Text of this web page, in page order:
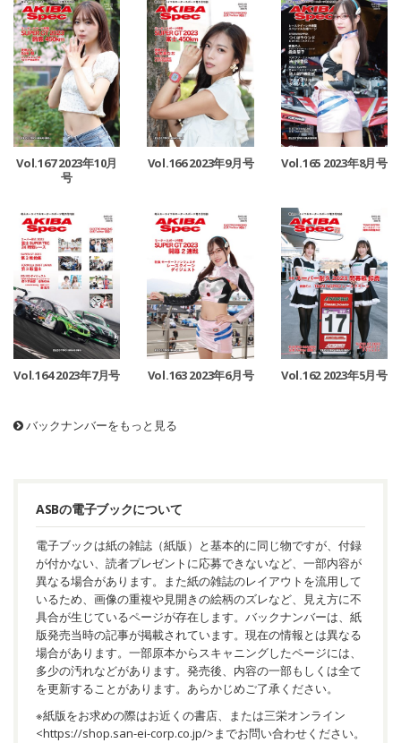
Vol.167 2023年10月
号
Vol.166 2023年9月号 Vol.165 2023年8月号
Vol.164 2023年7月号 Vol.163 2023年6月号 Vol.162 2023年5月号
バックナンバーをもっと見る
ASBの電子ブックについて
電子ブックは紙の雑誌（紙版）と基本的に同じ物ですが、付録
が付かない、読者プレゼントに応募できないなど、一部内容が
異なる場合があります。また紙の雑誌のレイアウトを流用して
いるため、画像の重複や見開きの絵柄のズレなど、見え方に不
具合が生じているページが存在します。バックナンバーは、紙
版発売当時の記事が掲載されています。現在の情報とは異なる
場合があります。一部原本からスキャニングしたページには、
多少の汚れなどがあります。発売後、内容の一部もしくは全て
を更新することがあります。あらかじめご了承ください。
※紙版をお求めの際はお近くの書店、または三栄オンライン
<https://shop.san-ei-corp.co.jp/>までお問い合わせください。